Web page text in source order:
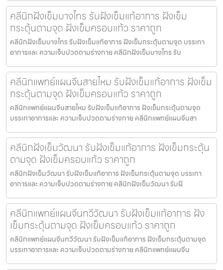
คลีนิกฝังเข็มบางไทร รับฝังเข็มแก้อาการ ฝังเข็ม
กระตุ้นตามจุด ฝังเข็มครอบแก้ว ราคาถูก
คลีนิกฝังเข็มบางไทร รับฝังเข็มแก้อาการ ฝังเข็มกระตุ้นตามจุด บรรเทา
อาการและ ความเจ็บปวดตามร่างกาย คลีนิกฝังเข็มบางไทร รับ
คลีนิกแพทย์แผนจีนสายไหม รับฝังเข็มแก้อาการ ฝังเข็ม
กระตุ้นตามจุด ฝังเข็มครอบแก้ว ราคาถูก
คลีนิกแพทย์แผนจีนสายไหม รับฝังเข็มแก้อาการ ฝังเข็มกระตุ้นตามจุด
บรรเทาอาการและ ความเจ็บปวดตามร่างกาย คลีนิกแพทย์แผนจีนสา
คลีนิกฝังเข็มวัฒนา รับฝังเข็มแก้อาการ ฝังเข็มกระตุ้น
ตามจุด ฝังเข็มครอบแก้ว ราคาถูก
คลีนิกฝังเข็มวัฒนา รับฝังเข็มแก้อาการ ฝังเข็มกระตุ้นตามจุด บรรเทา
อาการและ ความเจ็บปวดตามร่างกาย คลีนิกฝังเข็มวัฒนา รับฝั
คลีนิกแพทย์แผนจีนทวีวัฒนา รับฝังเข็มแก้อาการ ฝัง
เข็มกระตุ้นตามจุด ฝังเข็มครอบแก้ว ราคาถูก
คลีนิกแพทย์แผนจีนทวีวัฒนา รับฝังเข็มแก้อาการ ฝังเข็มกระตุ้นตามจุด
บรรเทาอาการและ ความเจ็บปวดตามร่างกาย คลีนิกแพทย์แผนจีน